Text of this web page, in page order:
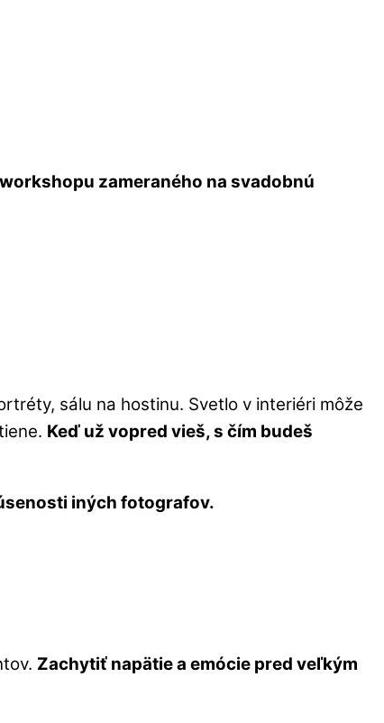
zameraného na svadobnú
sálu na hostinu. Svetlo v interiéri môže
Keď už vopred vieš, s čím budeš
iných fotografov.
Zachytiť napätie a emócie pred veľkým